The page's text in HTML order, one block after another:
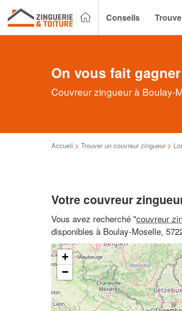
Conseils
On vous fait
Couvreur zingueur à Boulay-
Accueil > Trouver un couvreur zingueur >
Votre couvreur
Vous avez recherché "couvreur
disponibles à Boulay-Moselle,
+
−